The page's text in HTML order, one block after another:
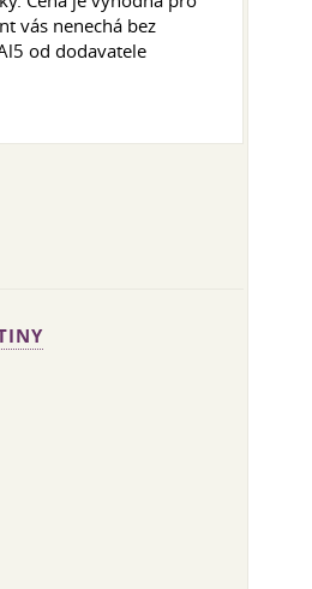
vás nenechá bez
od dodavatele